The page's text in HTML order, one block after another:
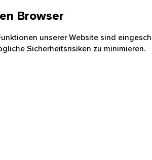
Browser
unserer Website sind
Sicherheitsrisiken zu minimieren.